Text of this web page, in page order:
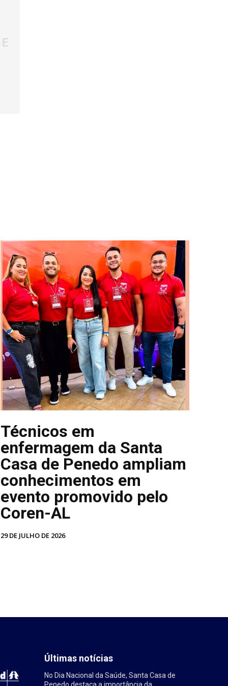
Técnicos em
enfermagem da Santa
Casa de Penedo ampliam
conhecimentos em
evento promovido pelo
Coren-AL
29 DE JULHO DE 2026
Últimas notícias
No Dia Nacional da Saúde, Santa Casa de